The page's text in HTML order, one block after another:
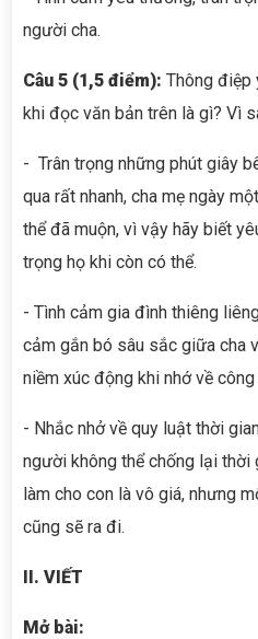
người cha.
Câu 5 (1,5 điểm): Thông điệp
khi đọc văn bản trên là gì? Vì
- Trân trọng những phút giây
qua rất nhanh, cha mẹ ngày
thể đã muộn, vì vậy hãy biết
trọng họ khi còn có thể.
- Tình cảm gia đình thiêng
cảm gắn bó sâu sắc giữa cha
niềm xúc động khi nhớ về
- Nhắc nhở về quy luật thời
người không thể chống lại thời
làm cho con là vô giá, nhưng
cũng sẽ ra đi.
II. VIẾT
Mở bài: